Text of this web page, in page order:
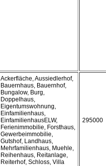
Ackerfläche, Aussiedlerhof,
Bauernhaus, Bauernhof,
Bungalow, Burg,
Doppelhaus,
Eigentumswohnung,
Einfamilienhaus,
EinfamilienhausELW,
Ferienimmobilie, Forsthaus,
Gewerbeimmobilie,
Gutshof, Landhaus,
Mehrfamilienhaus, Muehle,
Reihenhaus, Reitanlage,
Reiterhof, Schloss, Villa
295000